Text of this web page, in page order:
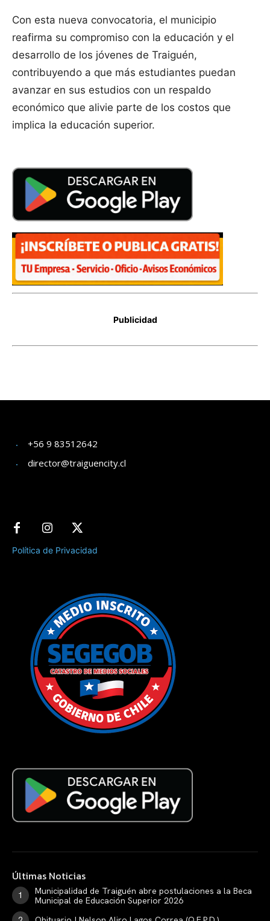
+56 9 83512642
director@traiguencity.cl
Política de Privacidad
Últimas Noticias
Municipalidad de Traiguén abre postulaciones a la Beca
Municipal de Educación Superior 2026